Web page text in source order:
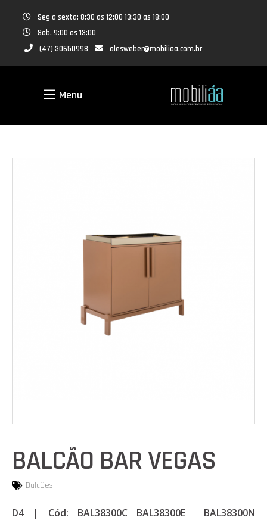
Seg a sexta: 8:30 as 12:00 13:30 as 18:00
Sab. 9:00 as 13:00
(47) 30650998
alesweber@mobiliaa.com.br
Menu
BALCÃO BAR VEGAS
Balcões
D4 | Cód: BAL38300C BAL38300E BAL38300N